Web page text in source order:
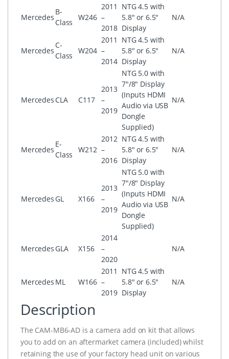
Mercedes
B-
Class
W246
2011
–
2018
NTG 4.5 with
5.8″ or 6.5″
Display
N/A
Mercedes
C-
Class
W204
2011
–
2014
NTG 4.5 with
5.8″ or 6.5″
Display
N/A
Mercedes CLA C117
2013
–
2019
NTG 5.0 with
7″/8″ Display
(Inputs HDMI
Audio via USB
Dongle
Supplied)
N/A
Mercedes
E-
Class
W212
2012
–
2016
NTG 4.5 with
5.8″ or 6.5″
Display
N/A
Mercedes GL X166
2013
–
2019
NTG 5.0 with
7″/8″ Display
(Inputs HDMI
Audio via USB
Dongle
Supplied)
N/A
Mercedes GLA X156
2014
–
2020
N/A
Mercedes ML W166
2011
–
2019
NTG 4.5 with
5.8″ or 6.5″
Display
N/A
Description
The CAM-MB6-AD is a camera add on kit that allows
you to add on an aftermarket camera (included) whilst
retaining the use of your factory head unit on various